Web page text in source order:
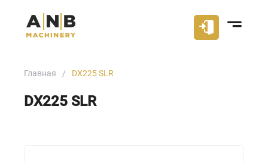
Главная DX225 SLR
DX225 SLR